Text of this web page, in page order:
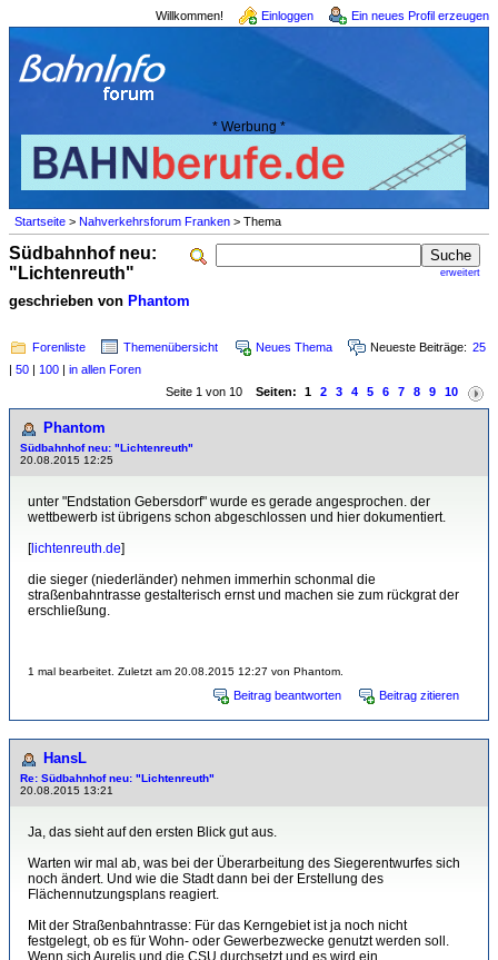
Willkommen! Einloggen Ein neues Profil erzeugen
* Werbung *
Startseite > Nahverkehrsforum Franken > Thema
erweitert
Südbahnhof neu:
"Lichtenreuth"
geschrieben von Phantom
Forenliste Themenübersicht Neues Thema Neueste Beiträge: 25
| 50 | 100 | in allen Foren
Seite 1 von 10 Seiten: 1 2 3 4 5 6 7 8 9 10
Phantom
Südbahnhof neu: "Lichtenreuth"
20.08.2015 12:25
unter "Endstation Gebersdorf" wurde es gerade angesprochen. der
wettbewerb ist übrigens schon abgeschlossen und hier dokumentiert.
[lichtenreuth.de]
die sieger (niederländer) nehmen immerhin schonmal die
straßenbahntrasse gestalterisch ernst und machen sie zum rückgrat der
erschließung.
1 mal bearbeitet. Zuletzt am 20.08.2015 12:27 von Phantom.
Beitrag beantworten Beitrag zitieren
HansL
Re: Südbahnhof neu: "Lichtenreuth"
20.08.2015 13:21
Ja, das sieht auf den ersten Blick gut aus.
Warten wir mal ab, was bei der Überarbeitung des Siegerentwurfes sich
noch ändert. Und wie die Stadt dann bei der Erstellung des
Flächennutzungsplans reagiert.
Mit der Straßenbahntrasse: Für das Kerngebiet ist ja noch nicht
festgelegt, ob es für Wohn- oder Gewerbezwecke genutzt werden soll.
Wenn sich Aurelis und die CSU durchsetzt und es wird ein